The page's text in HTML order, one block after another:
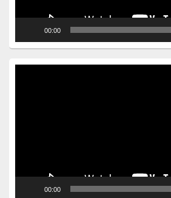
00:00
00:00